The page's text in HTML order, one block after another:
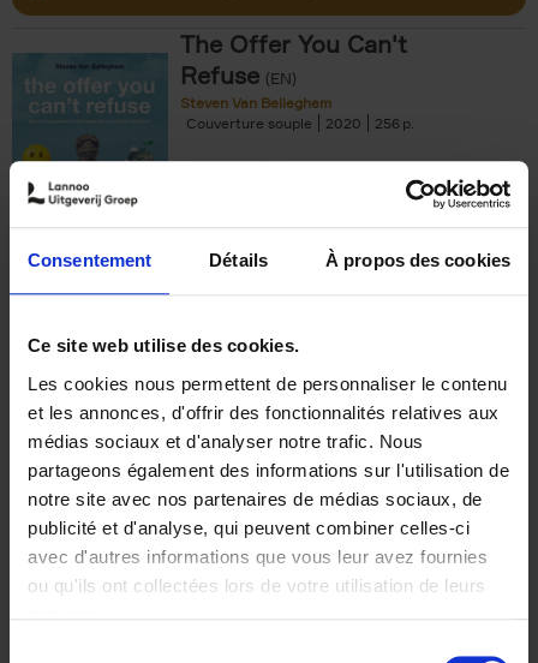
Consentement Détails À propos des cookies
Ce site web utilise des cookies.
Les cookies nous permettent de personnaliser le contenu
et les annonces, d'offrir des fonctionnalités relatives aux
médias sociaux et d'analyser notre trafic. Nous
partageons également des informations sur l'utilisation de
notre site avec nos partenaires de médias sociaux, de
publicité et d'analyse, qui peuvent combiner celles-ci
avec d'autres informations que vous leur avez fournies
ou qu'ils ont collectées lors de votre utilisation de leurs
The Offer You Can't
Refuse (EN)
Steven Van Belleghem
Couverture souple
2020 256
€37,50
Building Bonds = Building
Business
Jochen Roef Jozefien De Feyter
Carolien Boom
Couverture souple
2025 200
€29,99